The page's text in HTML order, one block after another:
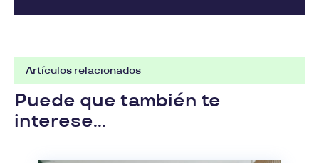
Artículos relacionados
Puede que también te
interese...